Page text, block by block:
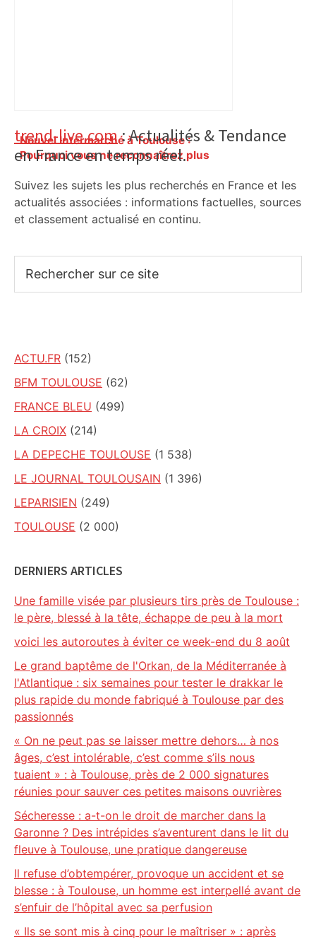
Nouvel Intermarché à Toulouse :
Pourquoi vous ne reconnaîtrez plus
au sud de la ville – ladepeche.fr
Primary
Sidebar
trend-live.com: Actualités & Tendance
en France en temps réel.
Suivez les sujets les plus recherchés en France et les
actualités associées : informations factuelles, sources
et classement actualisé en continu.
sur
ACTU.FR (152)
BFM TOULOUSE (62)
FRANCE BLEU (499)
LA CROIX (214)
LA DEPECHE TOULOUSE (1 538)
LE JOURNAL TOULOUSAIN (1 396)
LEPARISIEN (249)
TOULOUSE (2 000)
DERNIERS ARTICLES
Une famille visée par plusieurs tirs près de Toulouse :
le père, blessé à la tête, échappe de peu à la mort
voici les autoroutes à éviter ce week-end du 8 août
Le grand baptême de l'Orkan, de la Méditerranée à
l'Atlantique : six semaines pour tester le drakkar le
plus rapide du monde fabriqué à Toulouse par des
passionnés
« On ne peut pas se laisser mettre dehors… à nos
âges, c’est intolérable, c’est comme s’ils nous
tuaient » : à Toulouse, près de 2 000 signatures
réunies pour sauver ces petites maisons ouvrières
Sécheresse : a-t-on le droit de marcher dans la
Garonne ? Des intrépides s’aventurent dans le lit du
fleuve à Toulouse, une pratique dangereuse
Il refuse d’obtempérer, provoque un accident et se
blesse : à Toulouse, un homme est interpellé avant de
s’enfuir de l’hôpital avec sa perfusion
« Ils se sont mis à cinq pour le maîtriser » : après